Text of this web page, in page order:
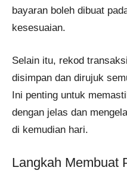
bayaran boleh dibuat
kesesuaian.
Selain itu, rekod
disimpan dan dirujuk
Ini penting untuk
dengan jelas dan
di kemudian hari.
Langkah Membuat